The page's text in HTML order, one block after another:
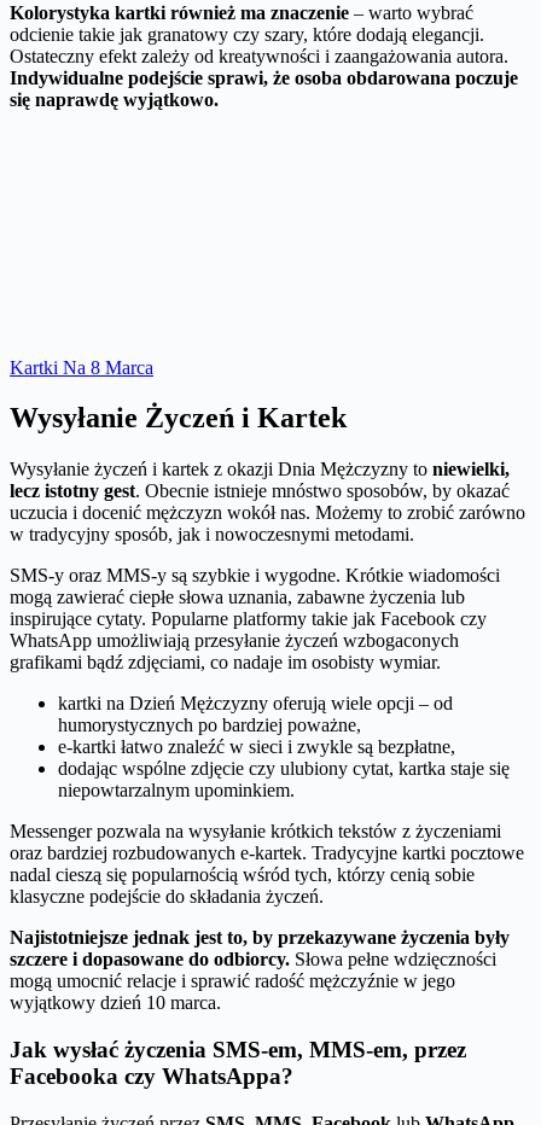
Kolorystyka kartki również ma znaczenie – warto wybrać
odcienie takie jak granatowy czy szary, które dodają elegancji.
Ostateczny efekt zależy od kreatywności i zaangażowania autora.
Indywidualne podejście sprawi, że osoba obdarowana poczuje
się naprawdę wyjątkowo.
Kartki Na 8 Marca
Wysyłanie Życzeń i Kartek
Wysyłanie życzeń i kartek z okazji Dnia Mężczyzny to niewielki,
lecz istotny gest. Obecnie istnieje mnóstwo sposobów, by okazać
uczucia i docenić mężczyzn wokół nas. Możemy to zrobić zarówno
w tradycyjny sposób, jak i nowoczesnymi metodami.
SMS-y oraz MMS-y są szybkie i wygodne. Krótkie wiadomości
mogą zawierać ciepłe słowa uznania, zabawne życzenia lub
inspirujące cytaty. Popularne platformy takie jak Facebook czy
WhatsApp umożliwiają przesyłanie życzeń wzbogaconych
grafikami bądź zdjęciami, co nadaje im osobisty wymiar.
kartki na Dzień Mężczyzny oferują wiele opcji – od
humorystycznych po bardziej poważne,
e-kartki łatwo znaleźć w sieci i zwykle są bezpłatne,
dodając wspólne zdjęcie czy ulubiony cytat, kartka staje się
niepowtarzalnym upominkiem.
Messenger pozwala na wysyłanie krótkich tekstów z życzeniami
oraz bardziej rozbudowanych e-kartek. Tradycyjne kartki pocztowe
nadal cieszą się popularnością wśród tych, którzy cenią sobie
klasyczne podejście do składania życzeń.
Najistotniejsze jednak jest to, by przekazywane życzenia były
szczere i dopasowane do odbiorcy. Słowa pełne wdzięczności
mogą umocnić relacje i sprawić radość mężczyźnie w jego
wyjątkowy dzień 10 marca.
Jak wysłać życzenia SMS-em, MMS-em, przez
Facebooka czy WhatsAppa?